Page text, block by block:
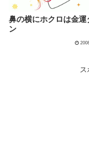
鼻の横にホクロは金運
ン